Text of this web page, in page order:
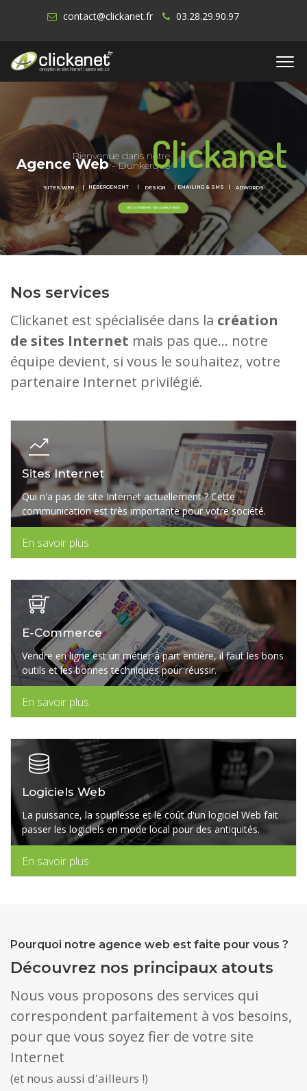
contact@clickanet.fr 03.28.29.90.97
Bienvenue dans notre
Agence Web- DunkerqueClickanet
SITES WEB | HÉBERGEMENT | DESIGN | EMAILING & SMS | ADWORDS
DÉCOUVRIR NOTRE AGENCE WEB
Nos services
Clickanet est spécialisée dans la création
de sites Internet mais pas que... notre
équipe devient, si vous le souhaitez, votre
partenaire Internet privilégié.
Sites Internet
Qui n'a pas de site Internet actuellement ? Cette
communication est très importante pour votre société.
En savoir plus
E-Commerce
Vendre en ligne est un métier à part entière, il faut les bons
outils et les bonnes techniques pour réussir.
En savoir plus
Logiciels Web
La puissance, la souplesse et le coût d'un logiciel Web fait
passer les logiciels en mode local pour des antiquités.
En savoir plus
Pourquoi notre agence web est faite pour vous ?
Découvrez nos principaux atouts
Nous vous proposons des services qui
correspondent parfaitement à vos besoins,
pour que vous soyez fier de votre site
Internet
(et nous aussi d'ailleurs !)